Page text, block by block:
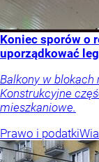
Koniec sporów o
uporządkować
Balkony w blokach
Konstrukcyjne
mieszkaniowe.
Prawo i podatki